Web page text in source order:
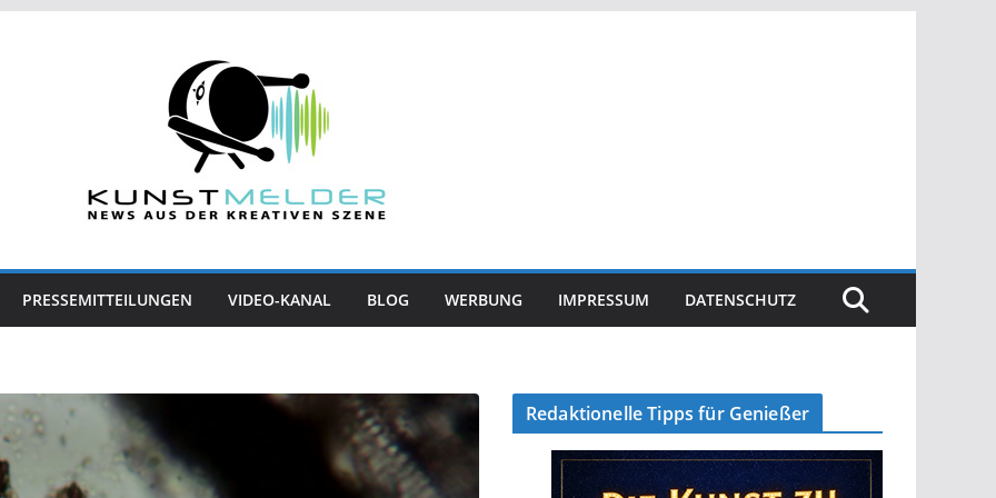
PRESSEMITTEILUNGEN VIDEO-KANAL BLOG WERBUNG IMPRESSUM DATENSCHUTZ
Redaktionelle Tipps für Genießer